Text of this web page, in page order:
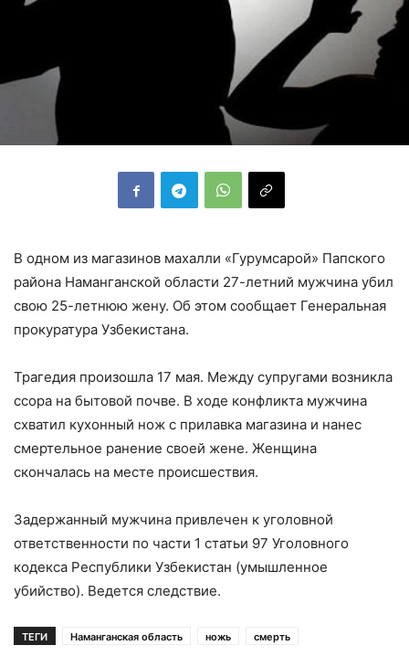
В одном из магазинов махалли «Гурумсарой» Папского
района Наманганской области 27-летний мужчина убил
свою 25-летнюю жену. Об этом сообщает Генеральная
прокуратура Узбекистана.
Трагедия произошла 17 мая. Между супругами возникла
ссора на бытовой почве. В ходе конфликта мужчина
схватил кухонный нож с прилавка магазина и нанес
смертельное ранение своей жене. Женщина
скончалась на месте происшествия.
Задержанный мужчина привлечен к уголовной
ответственности по части 1 статьи 97 Уголовного
кодекса Республики Узбекистан (умышленное
убийство). Ведется следствие.
ТЕГИ Наманганская область ножь смерть